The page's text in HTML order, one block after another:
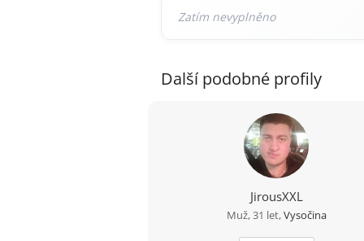
Další podobné profily
JirousXXL
Muž, 31 let,Vysočina